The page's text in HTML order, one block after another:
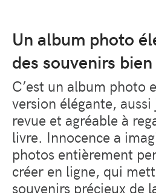
Un album photo
des souvenirs
C’est un album photo
version élégante, aussi
revue et agréable à
livre. Innocence a
photos entièrement
créer en ligne, qui
souvenirs précieux de